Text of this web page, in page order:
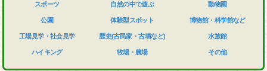
スポーツ
公園
工場見学・社会見学
ハイキング
自然の中で遊ぶ
体験型スポット
歴史(古民家・古墳など)
牧場・農場
動物園
博物館・科学館など
水族館
その他